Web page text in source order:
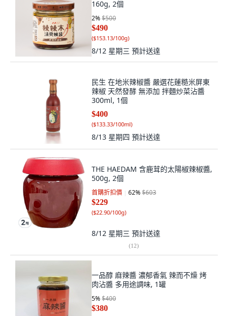
160g, 2個
2%$500
$490
($153.13/100g)
8/12 星期三 預計送達
民生 在地米辣椒醬 嚴選花蓮糙米屏東
辣椒 天然發酵 無添加 拌麵炒菜沾醬
300ml, 1個
$400
($133.33/100ml)
8/13 星期四 預計送達
THE HAEDAM 含鹿茸的太陽椒辣椒醬,
500g, 2個
首購折扣價 62%$603
$229
($22.90/100g)
8/12 星期三 預計送達
(12)
一品醇 麻辣醬 濃郁香氣 辣而不燥 烤
肉沾醬 多用途調味, 1罐
5%$400
$380